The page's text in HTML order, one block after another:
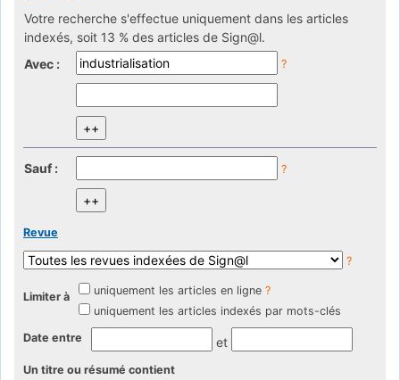
Votre recherche s'effectue uniquement dans les articles
indexés, soit 13 % des articles de Sign@l.
Avec :
?
Sauf : ?
Revue
?
Limiter à uniquement les articles en ligne ?
uniquement les articles indexés par mots-clés
Date entre et
Un titre ou résumé contient